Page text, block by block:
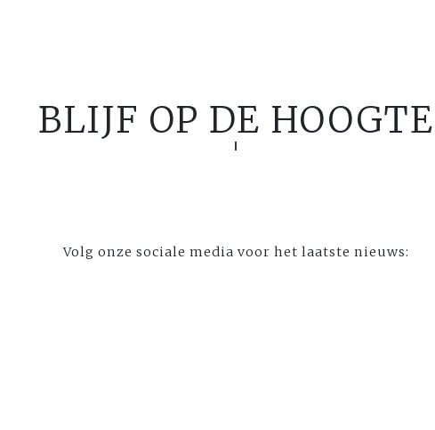
BLIJF OP DE HOOGTE
Volg onze sociale media voor het laatste nieuws: